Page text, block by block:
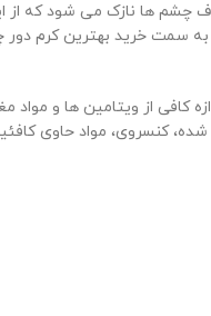
چشم ها نازک می شود
به سمت خرید بهترین کرم
کافی از ویتامین ها و
شده، کنسروی، مواد حاوی